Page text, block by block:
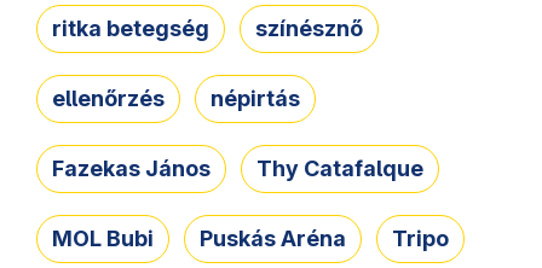
ritka betegség színésznő
ellenőrzés népirtás
Fazekas János Thy Catafalque
MOL Bubi Puskás Aréna Tripo